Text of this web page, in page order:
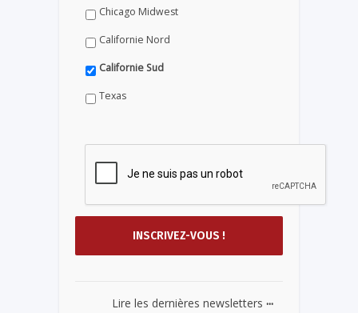
Chicago Midwest
Californie Nord
Californie Sud
Texas
Lire les dernières newsletters ...